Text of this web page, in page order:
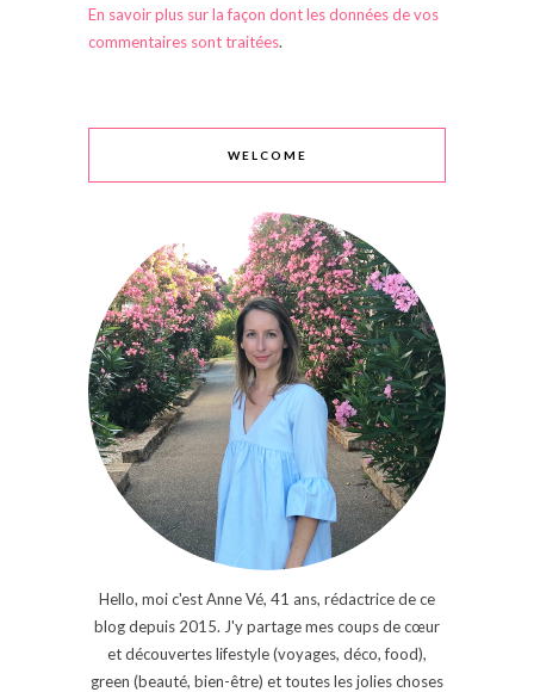
En savoir plus sur la façon dont les données de vos
commentaires sont traitées.
WELCOME
Hello, moi c'est Anne Vé, 41 ans, rédactrice de ce
blog depuis 2015. J'y partage mes coups de cœur
et découvertes lifestyle (voyages, déco, food),
green (beauté, bien-être) et toutes les jolies choses